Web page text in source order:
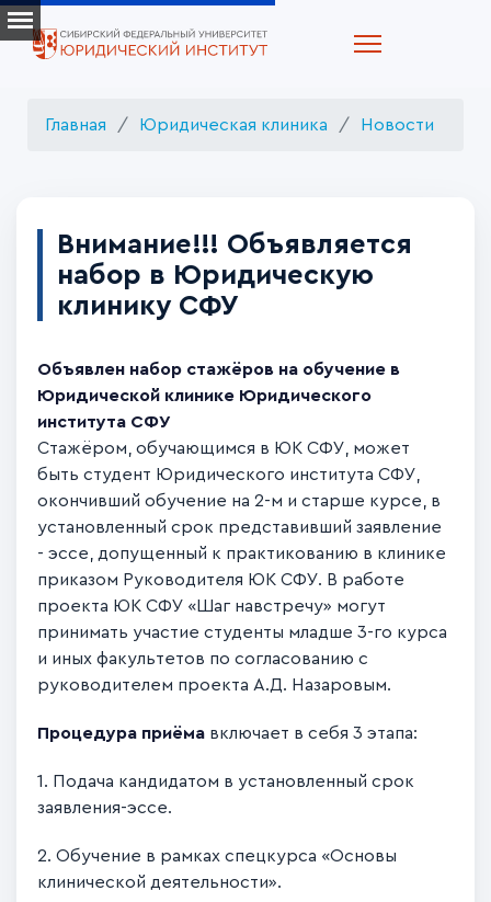
Главная Юридическая клиника Новости
Внимание!!! Объявляется
набор в Юридическую
клинику СФУ
Объявлен набор стажёров на обучение в
Юридической клинике Юридического
института СФУ
Стажёром, обучающимся в ЮК СФУ, может
быть студент Юридического института СФУ,
окончивший обучение на 2-м и старше курсе, в
установленный срок представивший заявление
- эссе, допущенный к практикованию в клинике
приказом Руководителя ЮК СФУ. В работе
проекта ЮК СФУ «Шаг навстречу» могут
принимать участие студенты младше 3-го курса
и иных факультетов по согласованию с
руководителем проекта А.Д. Назаровым.
Процедура приёма включает в себя 3 этапа:
1. Подача кандидатом в установленный срок
заявления-эссе.
2. Обучение в рамках спецкурса «Основы
клинической деятельности».